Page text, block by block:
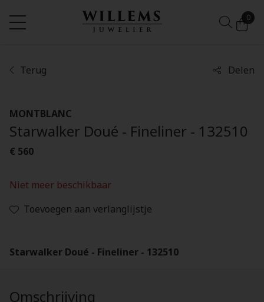
0
Terug Delen
MONTBLANC
Starwalker Doué - Fineliner - 132510
€ 560
Niet meer beschikbaar
Toevoegen aan verlanglijstje
Starwalker Doué - Fineliner - 132510
Omschrijving